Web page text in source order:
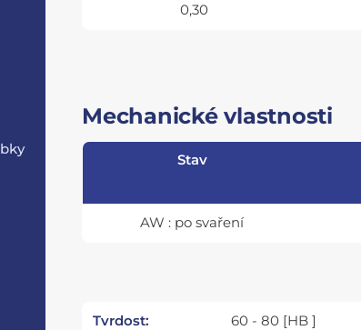
0,30
Mechanické vlastnosti
Stav
AW : po svaření
Tvrdost: 60 - 80 [HB ]